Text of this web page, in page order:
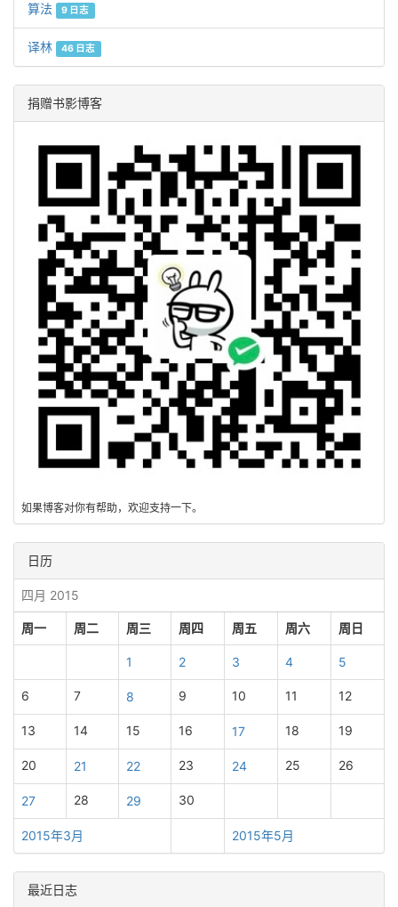
算法 9 日志
译林 46 日志
捐赠书影博客
如果博客对你有帮助，欢迎支持一下。
日历
四月 2015
周一 周二 周三 周四 周五 周六 周日
2015年3月 2015年5月
1 2 3 4 5
6 7 8 9 10 11 12
13 14 15 16 17 18 19
20 21 22 23 24 25 26
27 28 29 30
最近日志